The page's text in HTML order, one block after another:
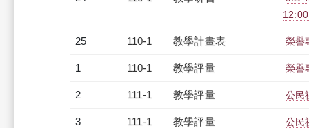
25 110-1 教學計畫表 榮譽
1 110-1 教學評量 榮譽
2 111-1 教學評量 公民
3 111-1 教學評量 公民